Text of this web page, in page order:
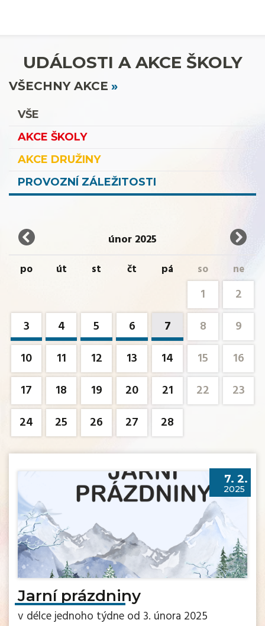
UDÁLOSTI A AKCE ŠKOLY
VŠECHNY AKCE
VŠE
AKCE ŠKOLY
AKCE DRUŽINY
PROVOZNÍ ZÁLEŽITOSTI
únor 2025
po út st čt pá so ne
1
2
3
4 5 6 7 8
9
10
11 12 13 14 15
16
17
18 19 20 21 22
23
24
25 26 27 28
7. 2.
2025
Jarní prázdniny
v délce jednoho týdne od 3. února 2025